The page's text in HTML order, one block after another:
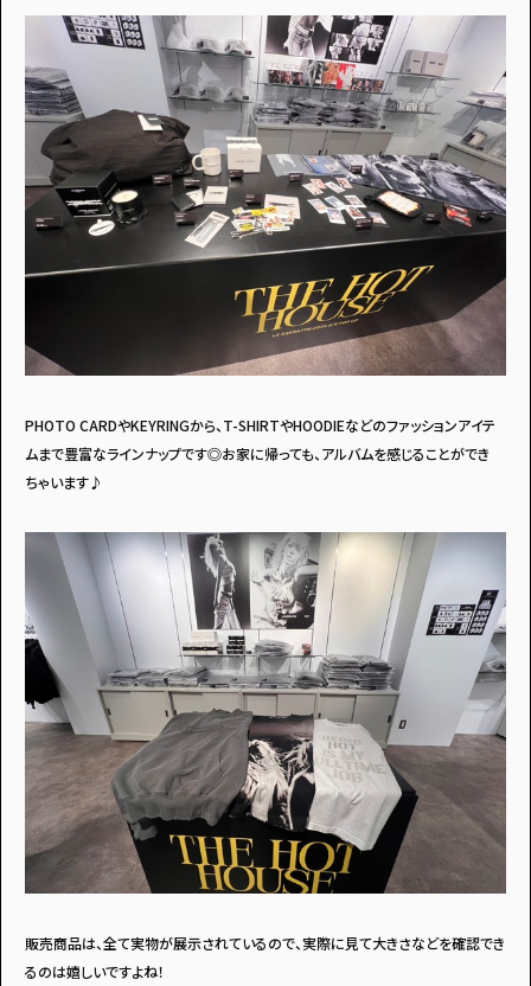
PHOTO CARDやKEYRINGから、T-SHIRTやHOODIEなどのファッションアイテ
ムまで豊富なラインナップです◎お家に帰っても、アルバムを感じることができ
ちゃいます♪
販売商品は、全て実物が展示されているので、実際に見て大きさなどを確認でき
るのは嬉しいですよね！